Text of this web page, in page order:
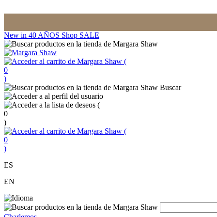
New in 40 AÑOS Shop SALE
(
0
)
Buscar
(
0
)
(
0
)
ES
EN